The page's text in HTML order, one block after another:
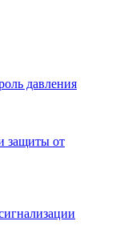
давления
защиты от